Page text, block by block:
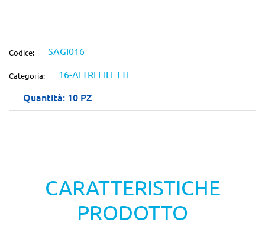
Codice: SAGI016
Categoria: 16-ALTRI FILETTI
Quantità: 10 PZ
CARATTERISTICHE
PRODOTTO